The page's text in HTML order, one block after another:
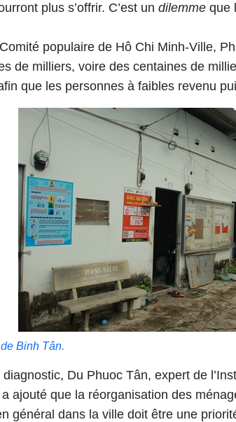
plus s’offrir. C’est un dilemme que
populaire de Hô Chi Minh-Ville,
de milliers, voire des centaines de
que les personnes à faibles revenu
Binh Tân.
Du Phuoc Tân, expert de
ajouté que la réorganisation des
général dans la ville doit être une